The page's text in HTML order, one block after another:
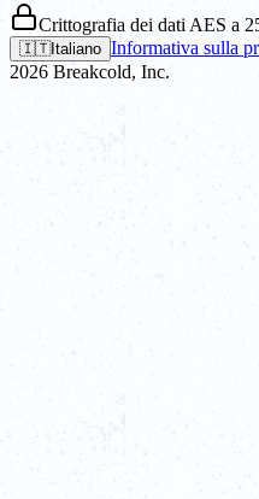
Crittografia dei dati AES a
🇮🇹Italiano Informativa sulla
2026 Breakcold, Inc.